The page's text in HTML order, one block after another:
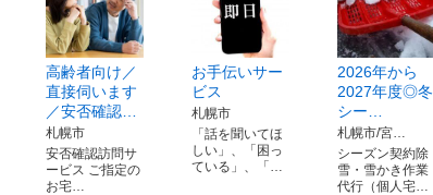
高齢者向け／
直接伺います
／安否確認…
札幌市
安否確認訪問サ
ービス ご指定の
お宅…
お手伝いサー
ビス
札幌市
「話を聞いてほ
しい」、「困っ
ている」、「…
2026年から
2027年度◎冬
シー…
札幌市/宮…
シーズン契約除
雪・雪かき作業
代行（個人宅…